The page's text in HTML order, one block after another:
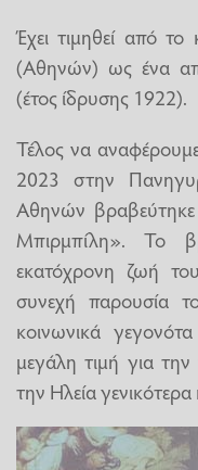
Έχει τιμηθεί από
(Αθηνών) ως ένα
(έτος ίδρυσης 1922).
Τέλος να
2023 στην
Αθηνών
Μπιρμπίλη». Το
εκατόχρονη ζωή
συνεχή παρουσία
κοινωνικά
μεγάλη τιμή για
την Ηλεία